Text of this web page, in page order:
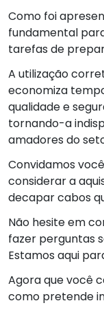
Como foi
fundamental
tarefas de
A utilização
economiza
qualidade e
tornando-a
amadores do
Convidamos
considerar a
decapar cabos
Não hesite em
fazer perguntas
Estamos aqui
Agora que você
como pretende